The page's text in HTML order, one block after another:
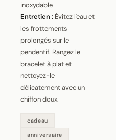
inoxydable
Entretien : Évitez l'eau et
les frottements
prolongés sur le
pendentif. Rangez le
bracelet à plat et
nettoyez-le
délicatement avec un
chiffon doux.
cadeau
anniversaire